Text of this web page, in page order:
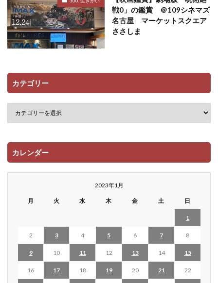
戦0」の鑑賞 ＠109シネマズ
名古屋 マーケットスクエア
ささしま
カテゴリー
カレンダー
2023年1月
月 火 水 木 金 土 日
1
2 3 4 5 6 7 8
9 10 11 12 13 14 15
16 17 18 19 20 21 22